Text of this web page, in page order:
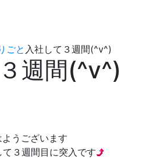
ごと 入社して３週間(^v^)
週間(^v^)
ようございます
３週間目に突入です